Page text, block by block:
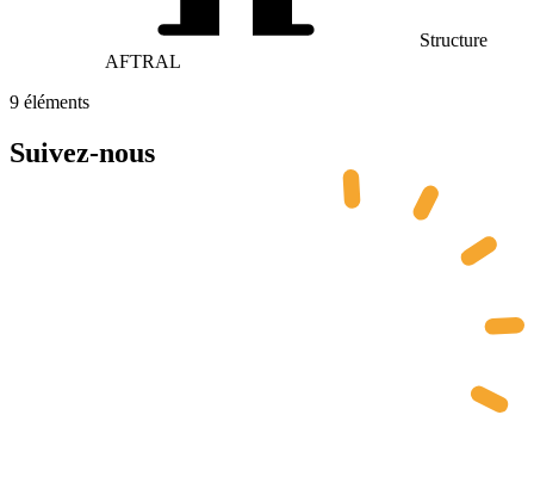
Structure
AFTRAL
9 éléments
Suivez-nous